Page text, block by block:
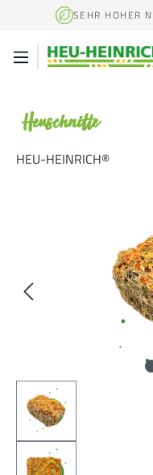
Zum Hauptinhalt springen
SEHR HOHER
Heuschnitte
HEU-HEINRICH®